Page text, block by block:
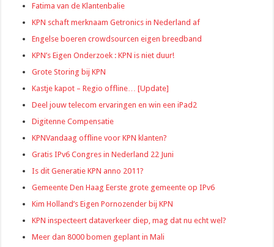
Fatima van de Klantenbalie
KPN schaft merknaam Getronics in Nederland af
Engelse boeren crowdsourcen eigen breedband
KPN’s Eigen Onderzoek : KPN is niet duur!
Grote Storing bij KPN
Kastje kapot – Regio offline… [Update]
Deel jouw telecom ervaringen en win een iPad2
Digitenne Compensatie
KPNVandaag offline voor KPN klanten?
Gratis IPv6 Congres in Nederland 22 Juni
Is dit Generatie KPN anno 2011?
Gemeente Den Haag Eerste grote gemeente op IPv6
Kim Holland’s Eigen Pornozender bij KPN
KPN inspecteert dataverkeer diep, mag dat nu echt wel?
Meer dan 8000 bomen geplant in Mali